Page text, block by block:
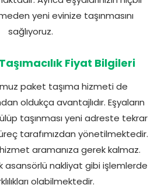
yeni evinize taşınmasını
sağlıyoruz.
Fiyat Bilgileri
paket taşıma hizmeti de
oldukça avantajlıdır. Eşyaların
taşınması yeni adreste tekrar
tarafımızdan yönetilmektedir.
aramanıza gerek kalmaz.
asansörlü nakliyat gibi işlemlerde
olabilmektedir.